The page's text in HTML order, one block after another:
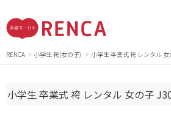
RENCA 小学生 袴(女の子) 小学生 卒業式 袴 レンタル 女
小学生 卒業式 袴 レンタル 女の子